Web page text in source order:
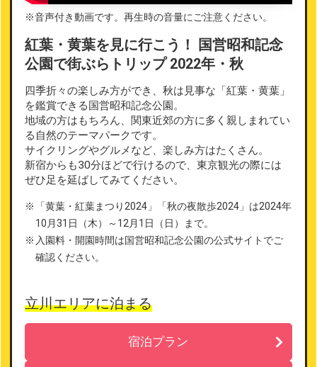
※音声付き動画です。再生時の音量にご注意ください。
紅葉・黄葉を見に行こう！ 国営昭和記念
公園で街ぶらトリップ 2022年・秋
四季折々の楽しみ方ができ、秋は見事な「紅葉・黄葉」
を鑑賞できる国営昭和記念公園。
地域の方はもちろん、関東近郊の方に多く親しまれてい
る自然のテーマパークです。
サイクリングやグルメなど、楽しみ方はたくさん。
新宿からも30分ほどで行けるので、東京観光の際には
ぜひ足を延ばしてみてください。
「黄葉・紅葉まつり2024」「秋の夜散歩2024」は2024年
10月31日（木）～12月1日（日）まで。
入園料・開園時間は国営昭和記念公園の公式サイトでご
確認ください。
立川エリアに泊まる
宿泊プラン